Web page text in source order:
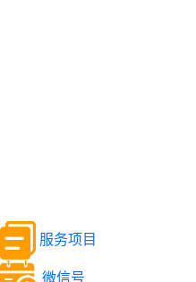
服务项目
微信号